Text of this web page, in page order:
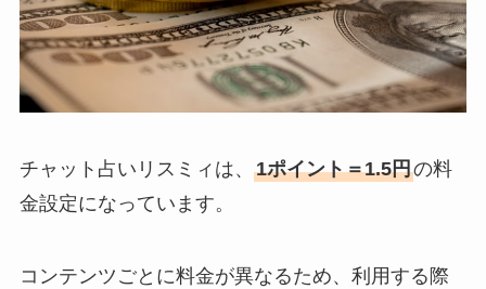
チャット占いリスミィは、 1ポイント＝1.5円の料
金設定になっています。
コンテンツごとに料金が異なるため、利用する際